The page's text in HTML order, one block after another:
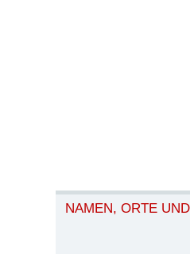
NAMEN, ORTE